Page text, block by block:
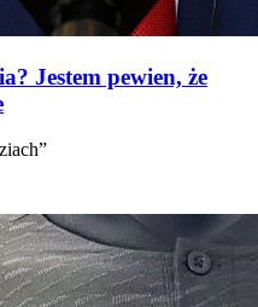
Jestem pewien, że